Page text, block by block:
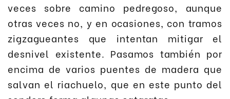
veces sobre camino pedregoso, aunque
otras veces no, y en ocasiones, con tramos
zigzagueantes que intentan mitigar el
desnivel existente. Pasamos también por
encima de varios puentes de madera que
salvan el riachuelo, que en este punto del